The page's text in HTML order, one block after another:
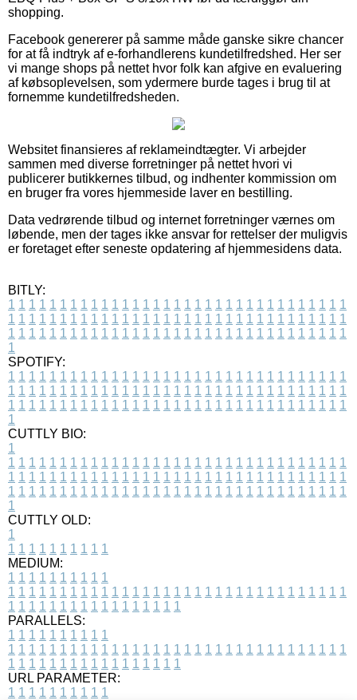
shopping.
Facebook genererer på samme måde ganske sikre chancer
for at få indtryk af e-forhandlerens kundetilfredshed. Her ser
vi mange shops på nettet hvor folk kan afgive en evaluering
af købsoplevelsen, som ydermere burde tages i brug til at
fornemme kundetilfredsheden.
Websitet finansieres af reklameindtægter. Vi arbejder
sammen med diverse forretninger på nettet hvori vi
publicerer butikkernes tilbud, og indhenter kommission om
en bruger fra vores hjemmeside laver en bestilling.
Data vedrørende tilbud og internet forretninger værnes om
løbende, men der tages ikke ansvar for rettelser der muligvis
er foretaget efter seneste opdatering af hjemmesidens data.
BITLY:
1 1 1 1 1 1 1 1 1 1 1 1 1 1 1 1 1 1 1 1 1 1 1 1 1 1 1 1 1 1 1 1 1
1 1 1 1 1 1 1 1 1 1 1 1 1 1 1 1 1 1 1 1 1 1 1 1 1 1 1 1 1 1 1 1 1
1 1 1 1 1 1 1 1 1 1 1 1 1 1 1 1 1 1 1 1 1 1 1 1 1 1 1 1 1 1 1 1 1
1
SPOTIFY:
1 1 1 1 1 1 1 1 1 1 1 1 1 1 1 1 1 1 1 1 1 1 1 1 1 1 1 1 1 1 1 1 1
1 1 1 1 1 1 1 1 1 1 1 1 1 1 1 1 1 1 1 1 1 1 1 1 1 1 1 1 1 1 1 1 1
1 1 1 1 1 1 1 1 1 1 1 1 1 1 1 1 1 1 1 1 1 1 1 1 1 1 1 1 1 1 1 1 1
1
CUTTLY BIO:
1
1 1 1 1 1 1 1 1 1 1 1 1 1 1 1 1 1 1 1 1 1 1 1 1 1 1 1 1 1 1 1 1 1
1 1 1 1 1 1 1 1 1 1 1 1 1 1 1 1 1 1 1 1 1 1 1 1 1 1 1 1 1 1 1 1 1
1 1 1 1 1 1 1 1 1 1 1 1 1 1 1 1 1 1 1 1 1 1 1 1 1 1 1 1 1 1 1 1 1
1
CUTTLY OLD:
1
1 1 1 1 1 1 1 1 1 1
MEDIUM:
1 1 1 1 1 1 1 1 1 1
1 1 1 1 1 1 1 1 1 1 1 1 1 1 1 1 1 1 1 1 1 1 1 1 1 1 1 1 1 1 1 1 1
1 1 1 1 1 1 1 1 1 1 1 1 1 1 1 1 1
PARALLELS:
1 1 1 1 1 1 1 1 1 1
1 1 1 1 1 1 1 1 1 1 1 1 1 1 1 1 1 1 1 1 1 1 1 1 1 1 1 1 1 1 1 1 1
1 1 1 1 1 1 1 1 1 1 1 1 1 1 1 1 1
URL PARAMETER:
1 1 1 1 1 1 1 1 1 1